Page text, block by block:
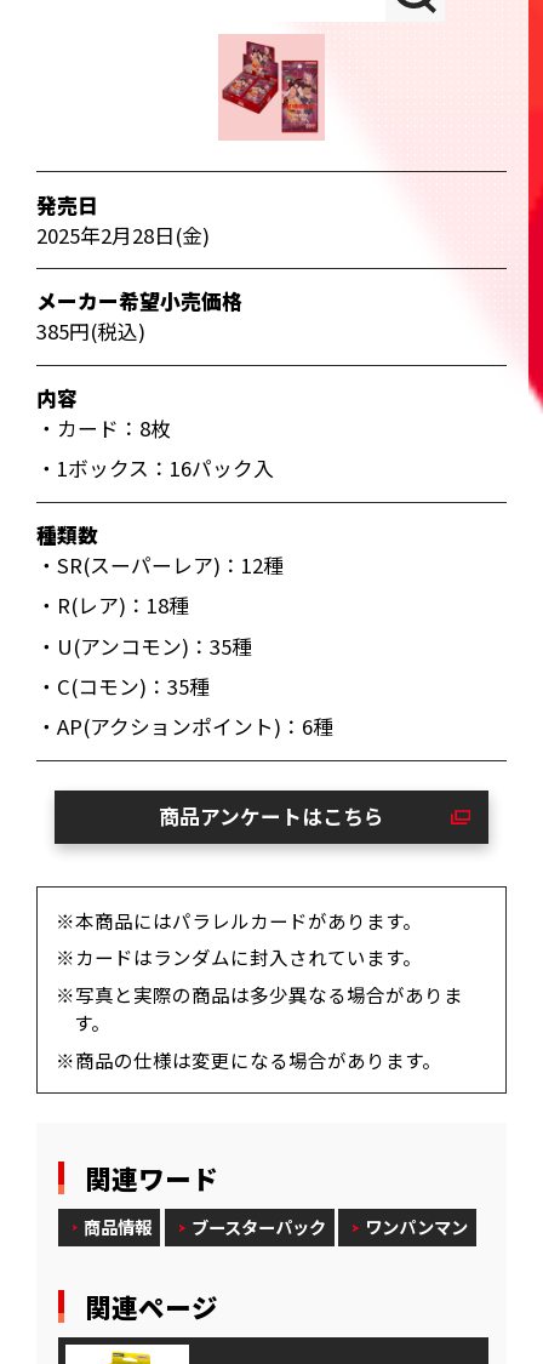
発売日
2025年2月28日(金)
メーカー希望小売価格
385円(税込)
内容
・カード：8枚
・1ボックス：16パック入
種類数
・SR(スーパーレア)：12種
・R(レア)：18種
・U(アンコモン)：35種
・C(コモン)：35種
・AP(アクションポイント)：6種
商品アンケートはこちら
※本商品にはパラレルカードがあります。
※カードはランダムに封入されています。
※写真と実際の商品は多少異なる場合がありま
す。
※商品の仕様は変更になる場合があります。
関連ワード
商品情報 ブースターパック ワンパンマン
関連ページ